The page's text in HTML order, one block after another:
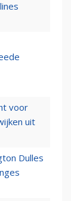
voor
uit
Dulles